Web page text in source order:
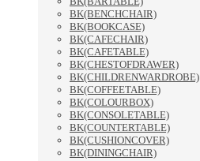
BK(BENCHCHAIR)
BK(BOOKCASE)
BK(CAFECHAIR)
BK(CAFETABLE)
BK(CHESTOFDRAWER)
BK(CHILDRENWARDROBE)
BK(COFFEETABLE)
BK(COLOURBOX)
BK(CONSOLETABLE)
BK(COUNTERTABLE)
BK(CUSHIONCOVER)
BK(DININGCHAIR)